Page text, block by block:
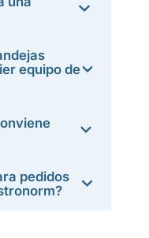
equipo de
pedidos